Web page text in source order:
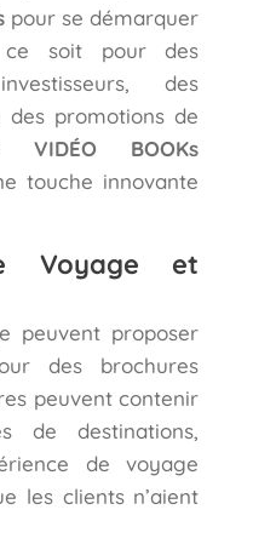
pour se démarquer
soit pour des
des
promotions de
VIDÉO BOOKs
touche innovante
Voyage et
peuvent proposer
des brochures
peuvent contenir
de destinations,
de voyage
les clients n’aient